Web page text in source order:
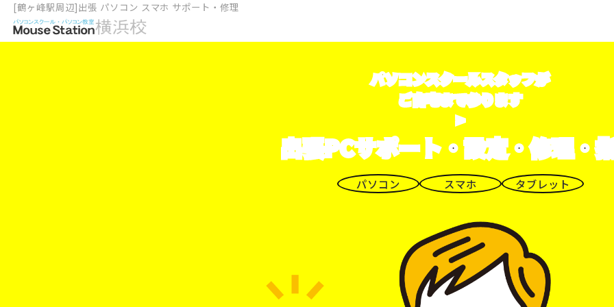
[鶴ヶ峰駅周辺]出張 パソコン スマホ サポート・修理
パソコンスクールスタッフが
ご自宅まで参ります
>
出張PCサポート・設定・修理・
パソコン スマホ タブレット